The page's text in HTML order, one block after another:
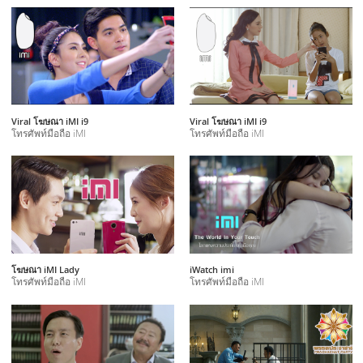
Viral โฆษณา iMI i9
โทรศัพท์มือถือ iMI
Viral โฆษณา iMI i9
โทรศัพท์มือถือ iMI
โฆษณา iMI Lady
โทรศัพท์มือถือ iMI
iWatch imi
โทรศัพท์มือถือ iMI